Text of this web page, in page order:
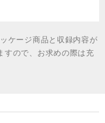
ケージ商品と収録内容が
すので、お求めの際は充